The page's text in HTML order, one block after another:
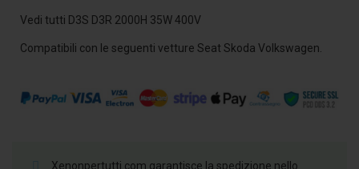
Vedi tutti D3S D3R 2000H 35W 400V
Compatibili con le seguenti vetture Seat Skoda Volkswagen.
Xenonpertutti.com garantisce la spedizione nello